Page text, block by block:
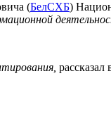
(БелСХБ)